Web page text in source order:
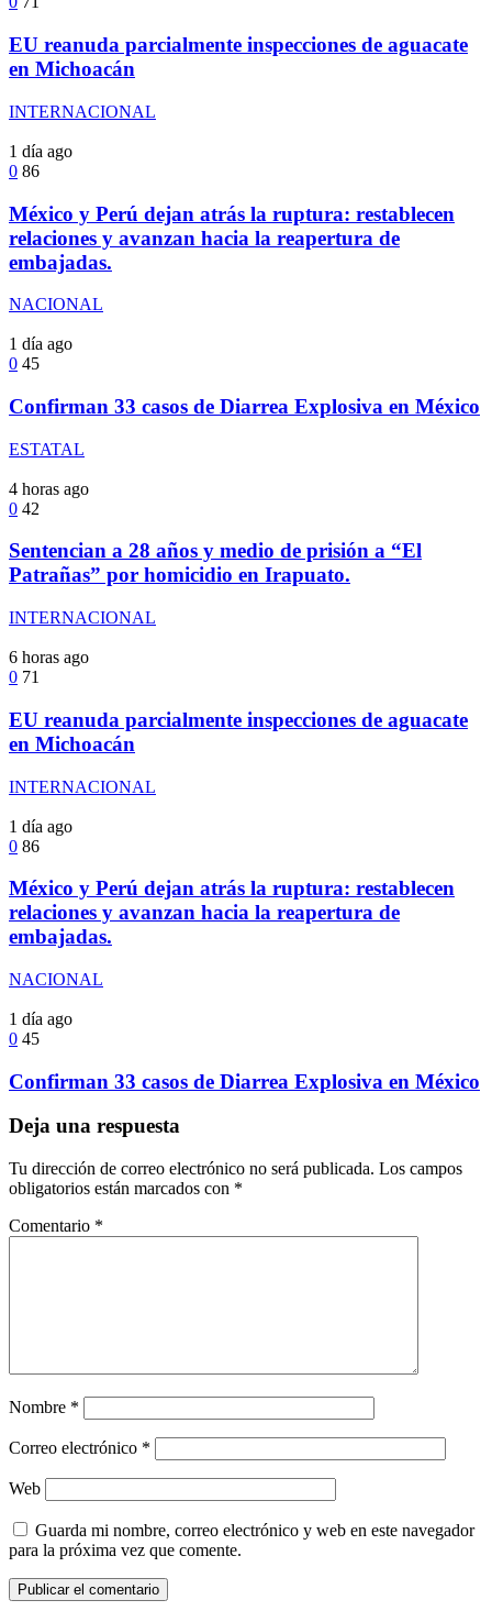
EU reanuda parcialmente inspecciones de aguacate
en Michoacán
INTERNACIONAL
1 día ago
0 86
México y Perú dejan atrás la ruptura: restablecen
relaciones y avanzan hacia la reapertura de
embajadas.
NACIONAL
1 día ago
0 45
Confirman 33 casos de Diarrea Explosiva en México
ESTATAL
4 horas ago
0 42
Sentencian a 28 años y medio de prisión a “El
Patrañas” por homicidio en Irapuato.
INTERNACIONAL
6 horas ago
0 71
EU reanuda parcialmente inspecciones de aguacate
en Michoacán
INTERNACIONAL
1 día ago
0 86
México y Perú dejan atrás la ruptura: restablecen
relaciones y avanzan hacia la reapertura de
embajadas.
NACIONAL
1 día ago
0 45
Confirman 33 casos de Diarrea Explosiva en México
Deja una respuesta
Tu dirección de correo electrónico no será publicada. Los campos
obligatorios están marcados con *
Comentario *
Nombre *
Correo electrónico *
Web
Guarda mi nombre, correo electrónico y web en este navegador
para la próxima vez que comente.